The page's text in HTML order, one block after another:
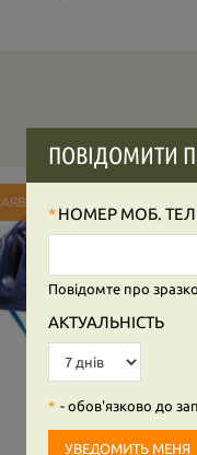
ПОВІДОМИТИ
НОМЕР МОБ.
Повідомте про
АКТУАЛЬНІСТЬ
- обов'язково до